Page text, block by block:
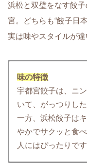
浜松と双璧をなす餃
宮。どちらも“餃子日
実は味やスタイルが違
味の特徴
宇都宮餃子は、 ニ
いて、がっつりし
一方、浜松餃子は
やかでサクッと食
人にはぴったりです